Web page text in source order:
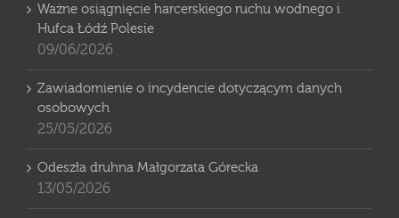
Ważne osiągnięcie harcerskiego ruchu wodnego i
Hufca Łódź Polesie
09/06/2026
Zawiadomienie o incydencie dotyczącym danych
osobowych
25/05/2026
Odeszła druhna Małgorzata Górecka
13/05/2026